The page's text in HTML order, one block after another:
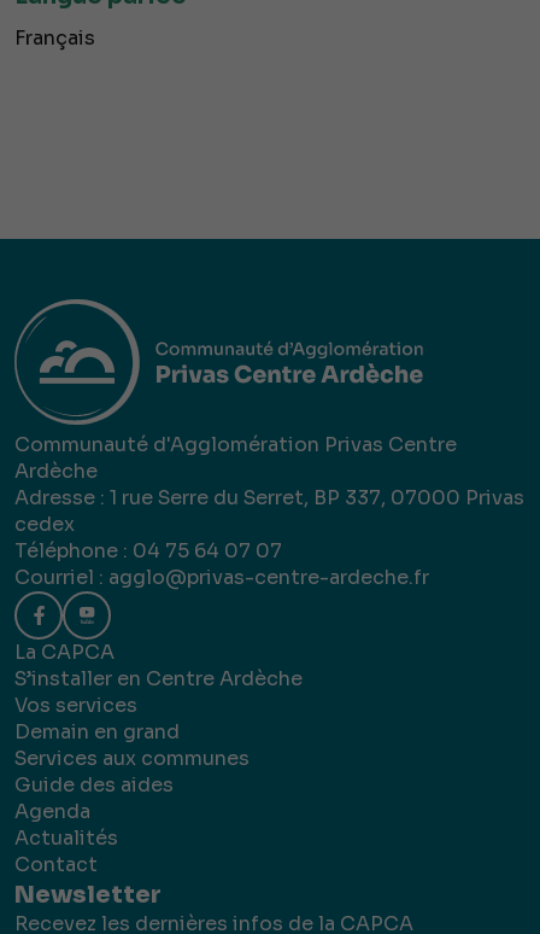
Français
Communauté d'Agglomération Privas Centre
Ardèche
Adresse : 1 rue Serre du Serret, BP 337, 07000 Privas
cedex
Téléphone : 04 75 64 07 07
Courriel : agglo@privas-centre-ardeche.fr
La CAPCA
S’installer en Centre Ardèche
Vos services
Demain en grand
Services aux communes
Guide des aides
Agenda
Actualités
Contact
Newsletter
Recevez les dernières infos de la CAPCA